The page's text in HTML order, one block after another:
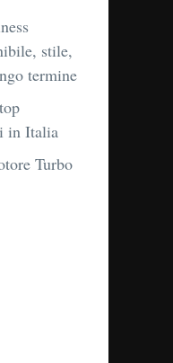
stile,
termine
in Italia
Turbo